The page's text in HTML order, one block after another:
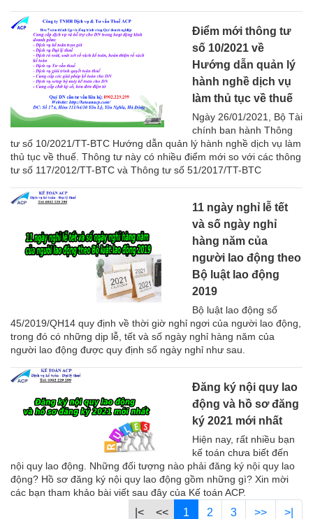
Điểm mới thông tư
số 10/2021 về
Hướng dẫn quản lý
hành nghề dịch vụ
làm thủ tục về thuế
Ngày 26/01/2021, Bộ Tài
chính ban hành Thông
tư số 10/2021/TT-BTC Hướng dẫn quản lý hành nghề dịch vụ làm
thủ tục về thuế. Thông tư này có nhiều điểm mới so với các thông
tư số 117/2012/TT-BTC và Thông tư số 51/2017/TT-BTC
11 ngày nghỉ lễ tết
và số ngày nghỉ
hàng năm của
người lao động theo
Bộ luật lao động
2019
Bộ luật lao động số
45/2019/QH14 quy định về thời giờ nghỉ ngơi của người lao động,
trong đó có những dịp lễ, tết và số ngày nghỉ hàng năm của
người lao động được quy định số ngày nghỉ như sau.
Đăng ký nội quy lao
động và hồ sơ đăng
ký 2021 mới nhất
Hiện nay, rất nhiều bạn
kế toán chưa biết đến
nội quy lao động. Những đối tượng nào phải đăng ký nội quy lao
động? Hồ sơ đăng ký nội quy lao động gồm những gì? Xin mời
các bạn tham khảo bài viết sau đây của Kế toán ACP.
|< << 1 2 3 >> >|